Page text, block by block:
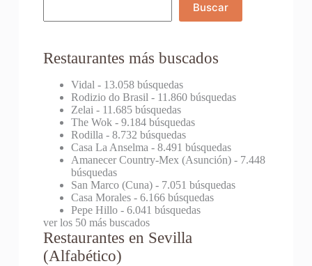
Buscar
Restaurantes más buscados
Vidal - 13.058 búsquedas
Rodizio do Brasil - 11.860 búsquedas
Zelai - 11.685 búsquedas
The Wok- 9.184 búsquedas
Rodilla - 8.732 búsquedas
Casa La Anselma - 8.491 búsquedas
Amanecer Country-Mex (Asunción)- 7.448
búsquedas
San Marco (Cuna)- 7.051 búsquedas
Casa Morales- 6.166 búsquedas
Pepe Hillo- 6.041 búsquedas
ver los 50 más buscados
Restaurantes en Sevilla
(Alfabético)